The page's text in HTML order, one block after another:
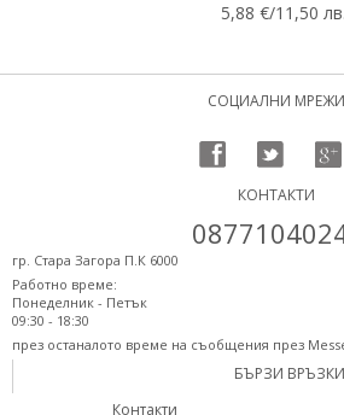
5,88 €/11,50 лв.
СОЦИАЛНИ МРЕЖИ
КОНТАКТИ
гр. Стара Загора П.К 6000
Работно време:
Понеделник - Петък
09:30 - 18:30
през останалото време на съобщения през
БЪРЗИ ВРЪЗКИ
Контакти